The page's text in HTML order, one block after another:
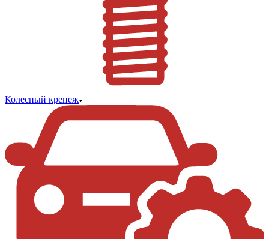
Колесный крепеж